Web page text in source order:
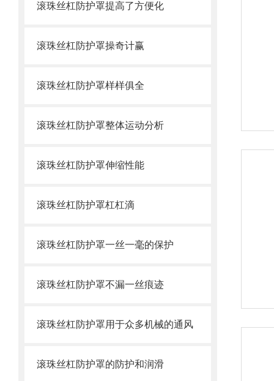
滚珠丝杠防护罩提高了方便化
滚珠丝杠防护罩操奇计赢
滚珠丝杠防护罩样样俱全
滚珠丝杠防护罩整体运动分析
滚珠丝杠防护罩伸缩性能
滚珠丝杠防护罩杠杠滴
滚珠丝杠防护罩一丝一毫的保护
滚珠丝杠防护罩不漏一丝痕迹
滚珠丝杠防护罩用于众多机械的通风
滚珠丝杠防护罩的防护和润滑